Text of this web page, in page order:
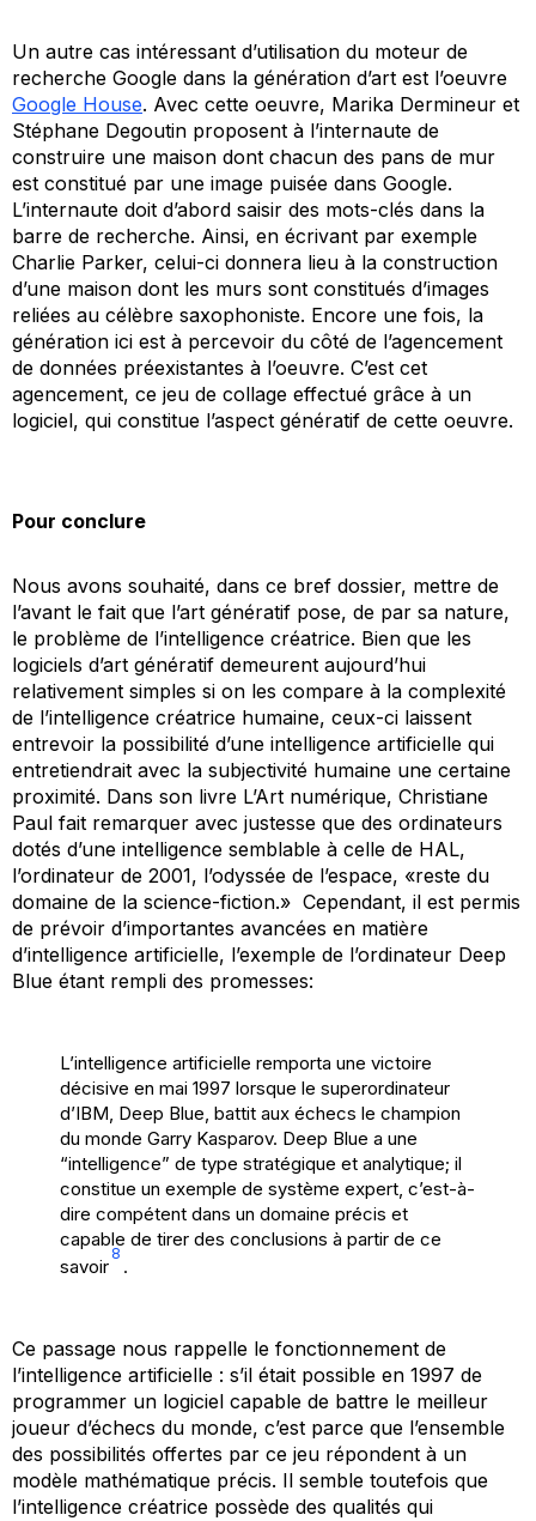
Un autre cas intéressant d’utilisation du moteur de
recherche Google dans la génération d’art est l’oeuvre
Google House. Avec cette oeuvre, Marika Dermineur et
Stéphane Degoutin proposent à l’internaute de
construire une maison dont chacun des pans de mur
est constitué par une image puisée dans Google.
L’internaute doit d’abord saisir des mots-clés dans la
barre de recherche. Ainsi, en écrivant par exemple
Charlie Parker, celui-ci donnera lieu à la construction
d’une maison dont les murs sont constitués d’images
reliées au célèbre saxophoniste. Encore une fois, la
génération ici est à percevoir du côté de l’agencement
de données préexistantes à l’oeuvre. C’est cet
agencement, ce jeu de collage effectué grâce à un
logiciel, qui constitue l’aspect génératif de cette oeuvre.
Pour conclure
Nous avons souhaité, dans ce bref dossier, mettre de
l’avant le fait que l’art génératif pose, de par sa nature,
le problème de l’intelligence créatrice. Bien que les
logiciels d’art génératif demeurent aujourd’hui
relativement simples si on les compare à la complexité
de l’intelligence créatrice humaine, ceux-ci laissent
entrevoir la possibilité d’une intelligence artificielle qui
entretiendrait avec la subjectivité humaine une certaine
proximité. Dans son livre L’Art numérique, Christiane
Paul fait remarquer avec justesse que des ordinateurs
dotés d’une intelligence semblable à celle de HAL,
l’ordinateur de 2001, l’odyssée de l’espace, «reste du
domaine de la science-fiction.» Cependant, il est permis
de prévoir d’importantes avancées en matière
d’intelligence artificielle, l’exemple de l’ordinateur Deep
Blue étant rempli des promesses:
L’intelligence artificielle remporta une victoire
décisive en mai 1997 lorsque le superordinateur
d’IBM, Deep Blue, battit aux échecs le champion
du monde Garry Kasparov. Deep Blue a une
“intelligence” de type stratégique et analytique; il
constitue un exemple de système expert, c’est-à-
dire compétent dans un domaine précis et
capable de tirer des conclusions à partir de ce
savoir
8
.
Ce passage nous rappelle le fonctionnement de
l’intelligence artificielle : s’il était possible en 1997 de
programmer un logiciel capable de battre le meilleur
joueur d’échecs du monde, c’est parce que l’ensemble
des possibilités offertes par ce jeu répondent à un
modèle mathématique précis. Il semble toutefois que
l’intelligence créatrice possède des qualités qui